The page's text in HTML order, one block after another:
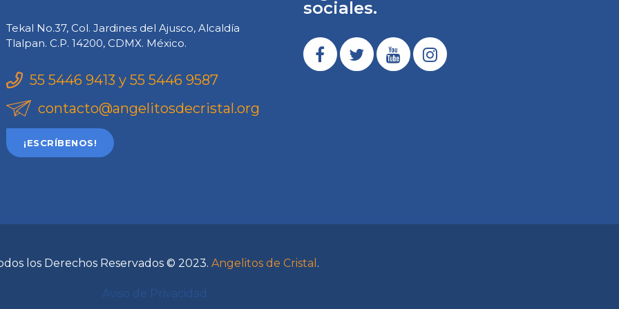
Tekal No.37, Col. Jardines del Ajusco, Alcaldía
Tlalpan. C.P. 14200, CDMX. México.
55 5446 9413 y 55 5446 9587
contacto@angelitosdecristal.org
¡ESCRÍBENOS!
sociales.
los Derechos Reservados © 2023. Angelitos de Cristal .
Aviso de Privacidad